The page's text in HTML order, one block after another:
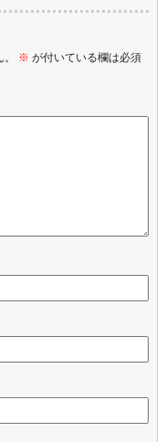
※ が付いている欄は必須